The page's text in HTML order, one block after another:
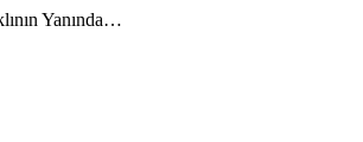
Yanında…